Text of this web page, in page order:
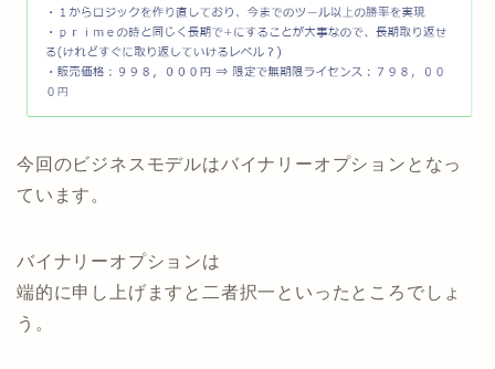
今回のビジネスモデルはバイナリーオプションとなっ
ています。
バイナリーオプションは
端的に申し上げますと二者択一といったところでしょ
う。